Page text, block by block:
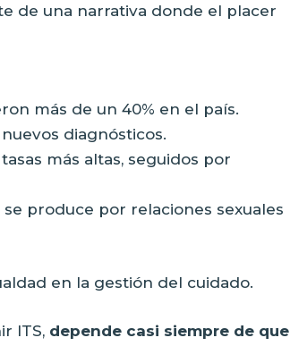
de una narrativa donde el placer
más de un 40% en el país.
diagnósticos.
más altas, seguidos por
produce por relaciones sexuales
en la gestión del cuidado.
ITS, depende casi siempre de que